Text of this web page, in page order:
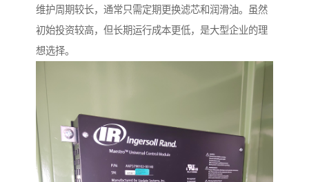
维护周期较长，通常只需定期更换滤芯和润滑油。虽然
初始投资较高，但长期运行成本更低，是大型企业的理
想选择。